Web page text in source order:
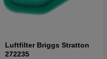
Luftfilter Briggs Stratton
272235